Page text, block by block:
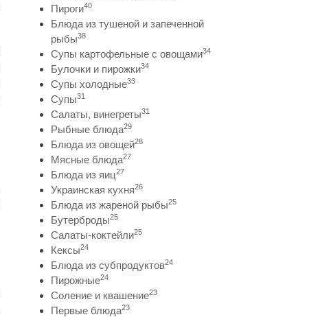
Пироги40
Блюда из тушеной и запеченной
рыбы38
Супы картофельные с овощами34
Булочки и пирожки34
Супы холодные33
Супы31
Салаты, винегреты31
Рыбные блюда29
Блюда из овощей28
Мясные блюда27
Блюда из яиц27
Украинская кухня26
Блюда из жареной рыбы25
Бутерброды25
Салаты-коктейли25
Кексы24
Блюда из субпродуктов24
Пирожные24
Соление и квашение23
Первые блюда23